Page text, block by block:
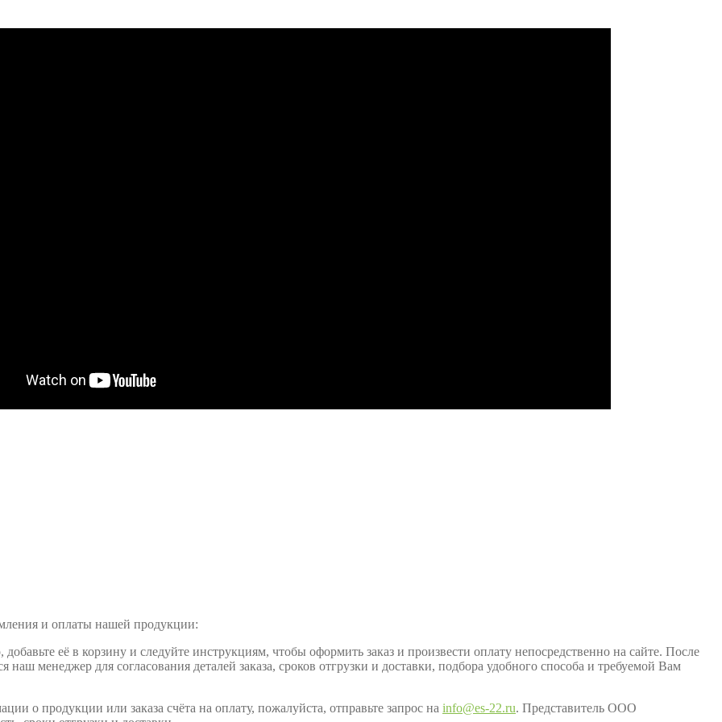
и оплаты нашей продукции:
её в корзину и следуйте инструкциям, чтобы оформить заказ и произвести оплату непосредственно на сайте. После
менеджер для согласования деталей заказа, сроков отгрузки и доставки, подбора удобного способа и требуемой Вам
о продукции или заказа счёта на оплату, пожалуйста, отправьте запрос на info@es-22.ru. Представитель ООО